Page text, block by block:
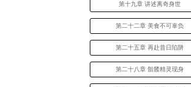
第十九章 讲述离奇身世
第二十二章 美食不可辜负
第二十五章 再赴昔日陷阱
第二十八章 骷髅精灵现身